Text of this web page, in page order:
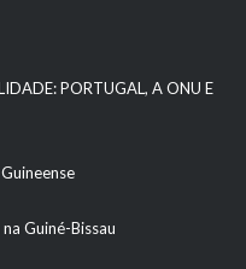
PORTUGAL, A ONU E
Guiné-Bissau